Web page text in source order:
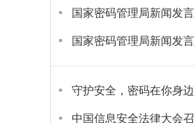
国家密码管理局新闻发
国家密码管理局新闻发
守护安全，密码在你身边
中国信息安全法律大会